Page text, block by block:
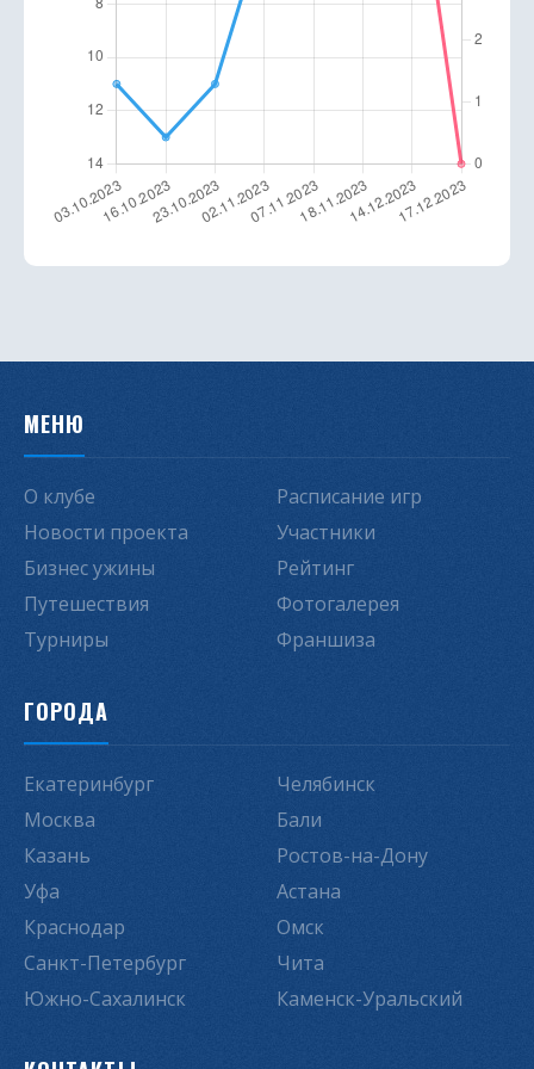
МЕНЮ
О клубе
Новости проекта
Бизнес ужины
Путешествия
Турниры
Расписание игр
Участники
Рейтинг
Фотогалерея
Франшиза
ГОРОДА
Екатеринбург
Москва
Казань
Уфа
Краснодар
Санкт-Петербург
Южно-Сахалинск
Челябинск
Бали
Ростов-на-Дону
Астана
Омск
Чита
Каменск-Уральский